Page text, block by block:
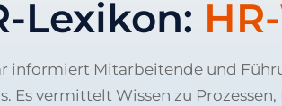
Lexikon:
informiert Mitarbeitende und
Es vermittelt Wissen zu